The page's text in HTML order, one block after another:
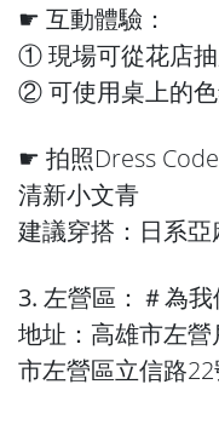
☛ 互動體驗：
① 現場可從花店抽
② 可使用桌上的
☛ 拍照Dress
清新小文青
建議穿搭：日系
3. 左營區：＃為
地址：高雄市左
市左營區立信路22